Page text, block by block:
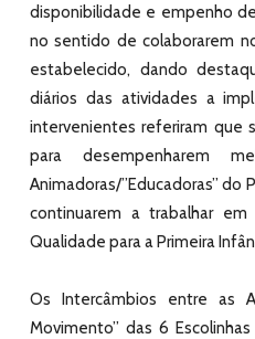
disponibilidade e empenho
no sentido de colaborarem
estabelecido, dando
diários das atividades a
intervenientes referiram que
para desempenharem
Animadoras/”Educadoras” do
continuarem a trabalhar
Qualidade para a Primeira
Os Intercâmbios entre as
Movimento” das 6